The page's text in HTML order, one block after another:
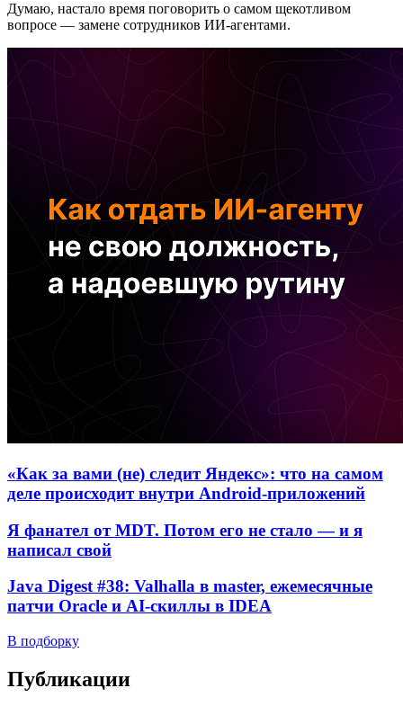
Думаю, настало время поговорить о самом щекотливом
вопросе — замене сотрудников ИИ-агентами.
«Как за вами (не) следит Яндекс»: что на самом
деле происходит внутри Android-приложений
Я фанател от MDT. Потом его не стало — и я
написал свой
Java Digest #38: Valhalla в master, ежемесячные
патчи Oracle и AI-скиллы в IDEA
В подборку
Публикации